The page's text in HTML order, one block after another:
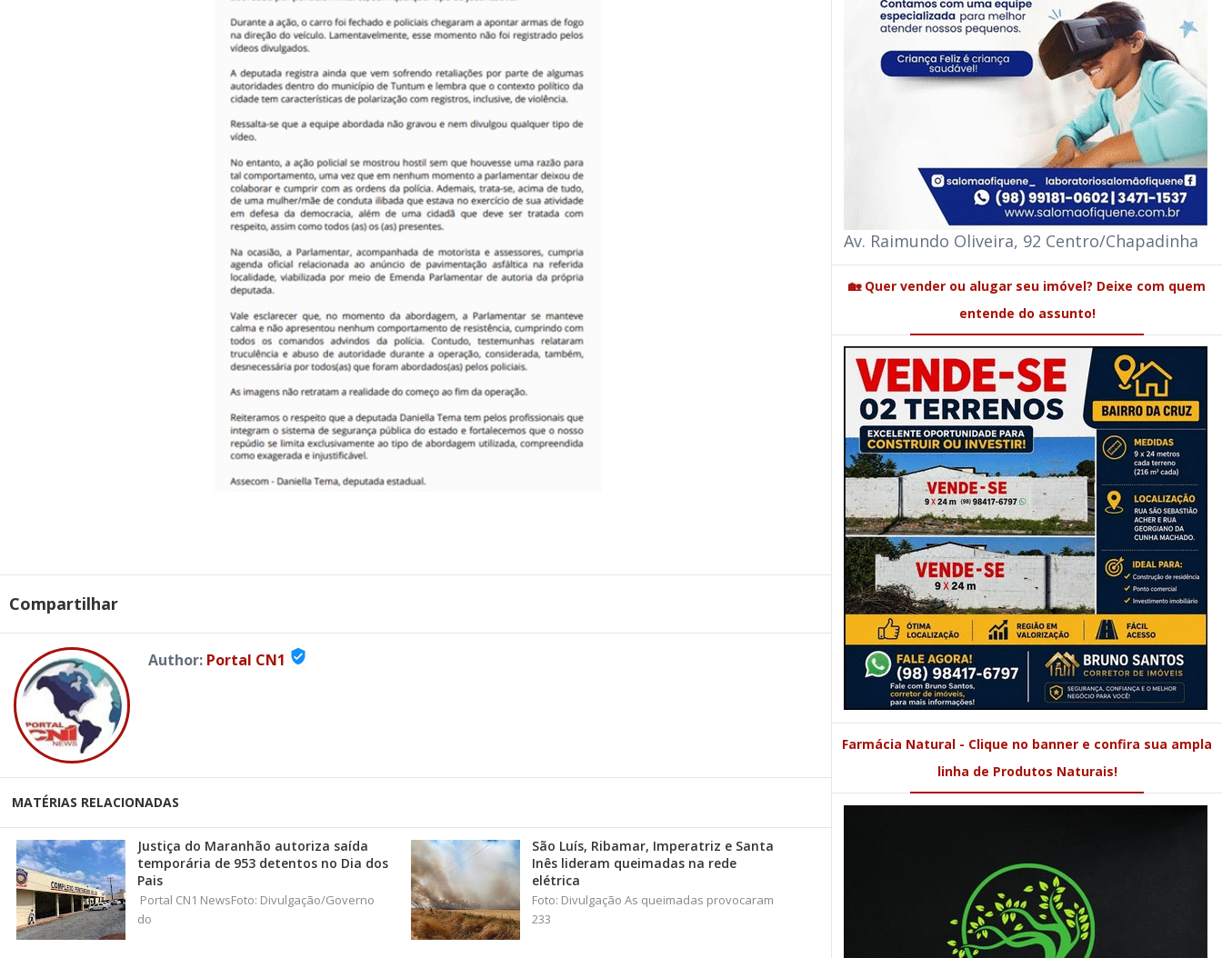
Compartilhar
Author: Portal CN1 verified_user
MATÉRIAS RELACIONADAS
Justiça do Maranhão autoriza saída
temporária de 953 detentos no Dia dos
Pais
Portal CN1 NewsFoto: Divulgação/Governo
do
São Luís, Ribamar, Imperatriz e Santa
Inês lideram queimadas na rede
elétrica
Foto: Divulgação As queimadas provocaram
233
Av. Raimundo Oliveira, 92 Centro/Chapadinha
🏡 Quer vender ou alugar seu imóvel? Deixe com quem
entende do assunto!
Farmácia Natural - Clique no banner e confira sua ampla
linha de Produtos Naturais!